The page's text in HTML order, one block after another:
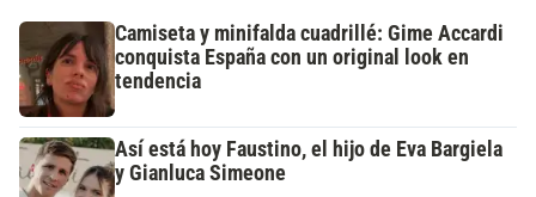
Camiseta y minifalda cuadrillé: Gime Accardi
conquista España con un original look en
tendencia
Así está hoy Faustino, el hijo de Eva Bargiela
y Gianluca Simeone